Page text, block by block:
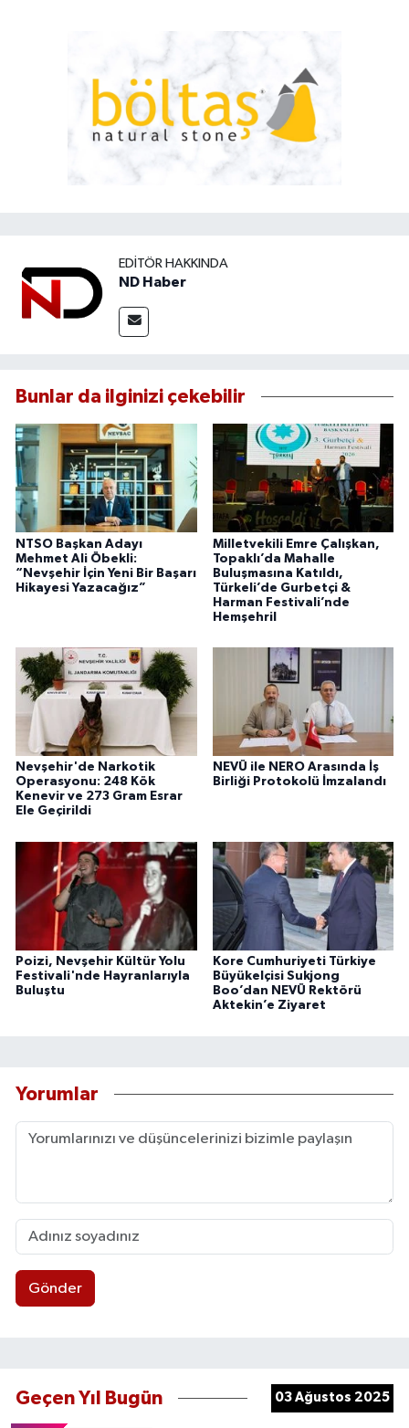
EDITÖR HAKKINDA
ND Haber
Bunlar da ilginizi çekebilir
NTSO Başkan Adayı
Mehmet Ali Öbekli:
“Nevşehir İçin Yeni Bir Başarı
Hikayesi Yazacağız”
Milletvekili Emre Çalışkan,
Topaklı’da Mahalle
Buluşmasına Katıldı,
Türkeli’de Gurbetçi &
Harman Festivali’nde
Hemşehril
Nevşehir'de Narkotik
Operasyonu: 248 Kök
Kenevir ve 273 Gram Esrar
Ele Geçirildi
NEVÜ ile NERO Arasında İş
Birliği Protokolü İmzalandı
Poizi, Nevşehir Kültür Yolu
Festivali'nde Hayranlarıyla
Buluştu
Kore Cumhuriyeti Türkiye
Büyükelçisi Sukjong
Boo’dan NEVÜ Rektörü
Aktekin’e Ziyaret
Yorumlar
Gönder
Geçen Yıl Bugün 03 Ağustos 2025